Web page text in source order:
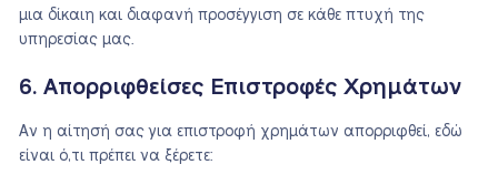
μια δίκαιη και διαφανή προσέγγιση σε κάθε πτυχή της
υπηρεσίας μας.
6. Απορριφθείσες Επιστροφές Χρημάτων
Αν η αίτησή σας για επιστροφή χρημάτων απορριφθεί, εδώ
είναι ό,τι πρέπει να ξέρετε: